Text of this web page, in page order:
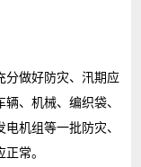
分做好防灾、汛期应
、机械、编织袋、
机组等一批防灾、
常。